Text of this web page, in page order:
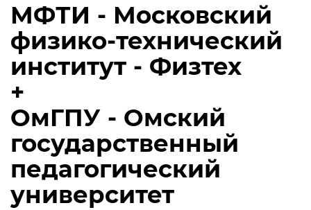
МФТИ - Московский
физико-технический
институт - Физтех
+
ОмГПУ - Омский
государственный
педагогический
университет